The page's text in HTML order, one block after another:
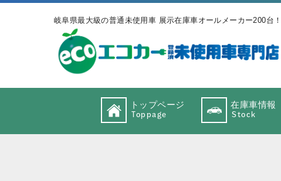
岐阜県最大級の普通未使用車 展示在庫車オールメーカー200台！
トップページ
Toppage
在庫車情報
Stock